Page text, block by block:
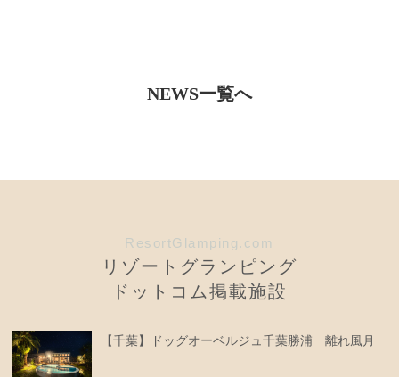
NEWS一覧へ
ResortGlamping.com
リゾートグランピング
ドットコム掲載施設
【千葉】ドッグオーベルジュ千葉勝浦 離れ風月